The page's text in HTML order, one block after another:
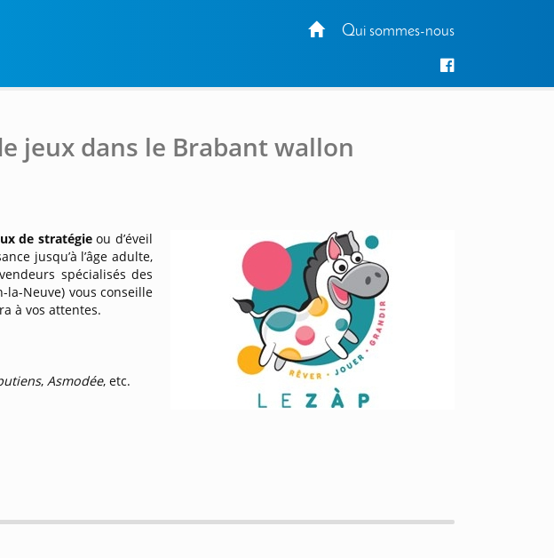
Qui sommes-nous
jeux dans le Brabant wallon
de stratégieou d’éveil
jusqu’à l’âge adulte,
spécialisés des
la-Neuve) vous conseille
à vos attentes.
,Asmodée, etc.